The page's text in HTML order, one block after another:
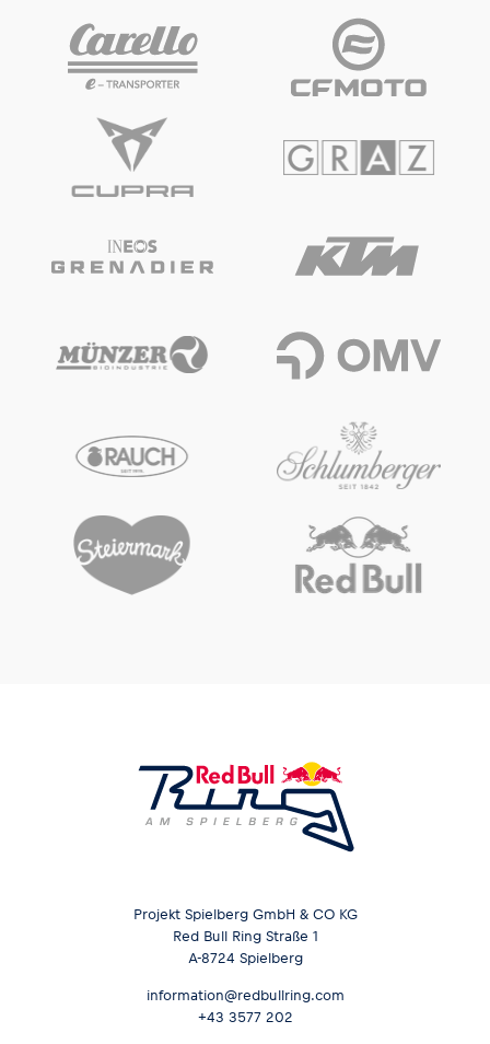
Glossar
Alle anzeigen
Projekt Spielberg GmbH & CO KG
Red Bull Ring Straße 1
A-8724 Spielberg
information@redbullring.com
+43 3577 202